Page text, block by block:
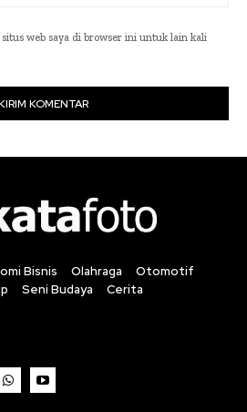
web saya di browser ini untuk lain kali
Bisnis Olahraga
Otomotif
Seni Budaya Cerita